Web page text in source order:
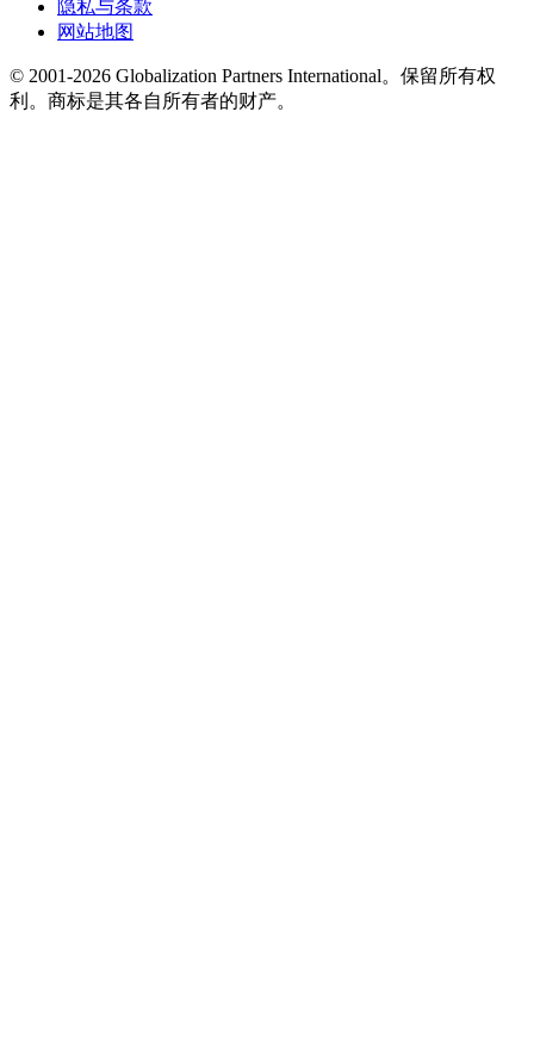
隐私与条款
网站地图
© 2001-2026 Globalization Partners International。保留所有权
利。商标是其各自所有者的财产。